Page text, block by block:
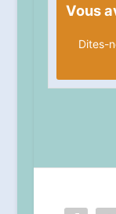
Vous
Dites-